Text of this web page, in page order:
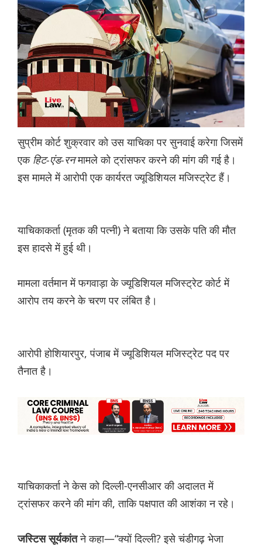
सुप्रीम कोर्ट शुक्रवार को उस याचिका पर सुनवाई करेगा जिसमें
एक हिट-एंड-रनमामले को ट्रांसफर करने की मांग की गई है।
इस मामले में आरोपी एक कार्यरत ज्यूडिशियल मजिस्ट्रेट हैं।
याचिकाकर्ता (मृतक की पत्नी) ने बताया कि उसके पति की मौत
इस हादसे में हुई थी।
मामला वर्तमान मेंफगवाड़ा के ज्यूडिशियल मजिस्ट्रेट कोर्टमें
आरोप तय करने के चरण पर लंबित है।
आरोपीहोशियारपुर, पंजाबमें ज्यूडिशियल मजिस्ट्रेट पद पर
तैनात है।
याचिकाकर्ता ने केस कोदिल्ली-एनसीआरकी अदालत में
ट्रांसफर करने की मांग की, ताकि पक्षपात की आशंका न रहे।
जस्टिस सूर्यकांतने कहा—“क्यों दिल्ली? इसे चंडीगढ़ भेजा